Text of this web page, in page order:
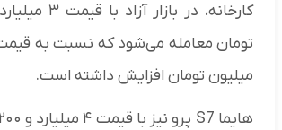
میلیون تومان افزایش داشته است.